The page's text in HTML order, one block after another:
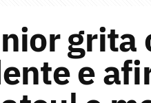
grita
e